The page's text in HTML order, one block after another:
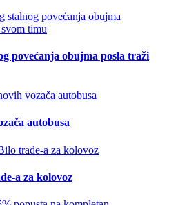
povećanja obujma posla traži
autobusa
a za kolovoz